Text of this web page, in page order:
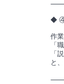
◆ ④
作
「
「
と